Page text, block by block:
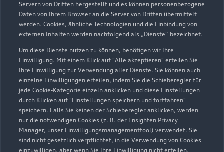
Servern von Dritten hergestellt und es können personenbezogene
Daten von Ihrem Browser an die Server von Dritten übermittelt
werden. Cookies, ähnliche Technologien und die Einbindung von
externen Inhalten werden nachfolgend als „Dienste“ bezeichnet.
Um diese Dienste nutzen zu können, benötigen wir Ihre
Einwilligung. Mit einem Klick auf "Alle akzeptieren" erteilen Sie
Ihre Einwilligung zur Verwendung aller Dienste. Sie können auch
einzelne Einwilligungen erteilen, indem Sie die Schieberegler für
jede Cookie-Kategorie einzeln anklicken und diese Einstellungen
durch Klicken auf "Einstellungen speichern und fortfahren"
speichern. Falls Sie keinen der Schieberegler anklicken, werden
nur die notwendigen Cookies (z. B. der Ensighten Privacy
Manager, unser Einwilligungsmanagementtool) verwendet. Sie
sind nicht gesetzlich verpflichtet, in die Verwendung von Cookies
einzuwilligen, aber wenn Sie Ihre Einwilligung nicht erteilen,
Wir beraten Sie gerne
und Ansprechpartner.
Zur Teamübersicht